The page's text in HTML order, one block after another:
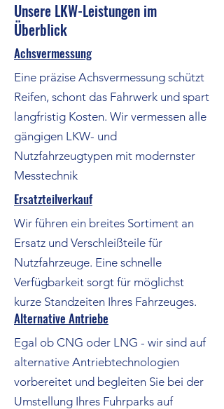
Unsere LKW-Leistungen im
Überblick
Achsvermessung
Eine präzise Achsvermessung schützt
Reifen, schont das Fahrwerk und spart
langfristig Kosten. Wir vermessen alle
gängigen LKW- und
Nutzfahrzeugtypen mit modernster
Messtechnik
Ersatzteilverkauf
Wir führen ein breites Sortiment an
Ersatz und Verschleißteile für
Nutzfahrzeuge. Eine schnelle
Verfügbarkeit sorgt für möglichst
kurze Standzeiten Ihres Fahrzeuges.
Alternative Antriebe
Egal ob CNG oder LNG - wir sind auf
alternative Antriebtechnologien
vorbereitet und begleiten Sie bei der
Umstellung Ihres Fuhrparks auf